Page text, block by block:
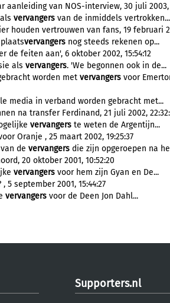
aanleiding van NOS-interview, 30 juli 2003,
vervangers van de inmiddels vertrokken...
houden vertrouwen van fans, 19 februari
vervangers nog steeds rekenen op...
de feiten aan', 6 oktober 2002, 15:54:12
als vervangers. 'We begonnen ook in de...
worden met vervangers voor
media in verband worden gebracht met...
na transfer Ferdinand, 21 juli 2002,
vervangers te weten de Argentijn...
Oranje , 25 maart 2002, 19:25:37
de vervangers die zijn opgeroepen na
20 oktober 2001, 10:52:20
vervangers voor hem zijn Gyan en De...
5 september 2001, 15:44:27
vervangers voor de Deen Jon Dahl...
Supporters.nl